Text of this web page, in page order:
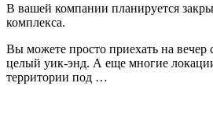
В вашей компании планируется
комплекса.
Вы можете просто приехать на вечер
целый уик-энд. А еще многие
территории под …